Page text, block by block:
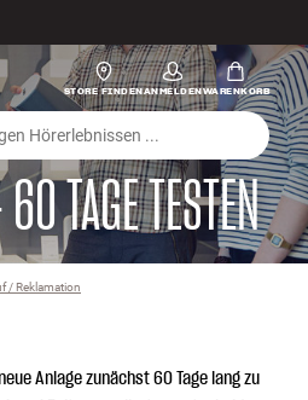
STORE FINDENANMELDENWARENKORB
/ Reklamation
TAGE TESTEN
Anlage zunächst 60 Tage lang zu